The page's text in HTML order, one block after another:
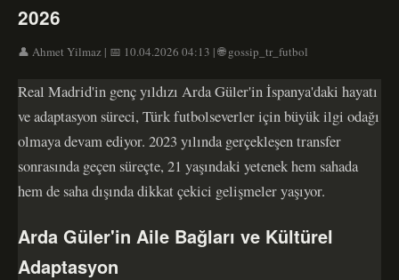
2026
👤 Ahmet Yilmaz | 📅 10.04.2026 04:13 | 🌐 gossip_tr_futbol
Real Madrid'in genç yıldızı Arda Güler'in İspanya'daki hayatı
ve adaptasyon süreci, Türk futbolseverler için büyük ilgi odağı
olmaya devam ediyor. 2023 yılında gerçekleşen transfer
sonrasında geçen süreçte, 21 yaşındaki yetenek hem sahada
hem de saha dışında dikkat çekici gelişmeler yaşıyor.
Arda Güler'in Aile Bağları ve Kültürel
Adaptasyon